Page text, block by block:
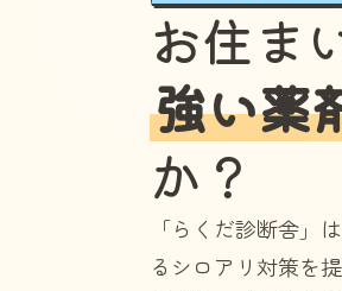
お住ま
強い薬
か？
「らくだ診断舎」
るシロアリ対策を